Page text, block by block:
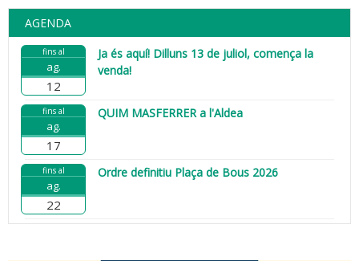
AGENDA
fins al
ag.
12
Ja és aquí! Dilluns 13 de juliol, comença la
venda!
fins al
ag.
17
QUIM MASFERRER a l'Aldea
fins al
ag.
22
Ordre definitiu Plaça de Bous 2026